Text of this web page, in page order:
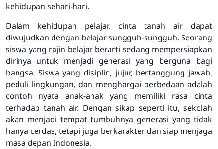
kehidupan sehari-hari.
Dalam kehidupan pelajar, cinta tanah air dapat
diwujudkan dengan belajar sungguh-sungguh. Seorang
siswa yang rajin belajar berarti sedang mempersiapkan
dirinya untuk menjadi generasi yang berguna bagi
bangsa. Siswa yang disiplin, jujur, bertanggung jawab,
peduli lingkungan, dan menghargai perbedaan adalah
contoh nyata anak-anak yang memiliki rasa cinta
terhadap tanah air. Dengan sikap seperti itu, sekolah
akan menjadi tempat tumbuhnya generasi yang tidak
hanya cerdas, tetapi juga berkarakter dan siap menjaga
masa depan Indonesia.